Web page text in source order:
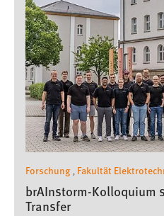
Forschung Fakultät
und Informatik
brAInstorm-Kolloquium
Transfer